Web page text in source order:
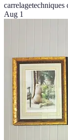
carrelagetechniques
Aug 1